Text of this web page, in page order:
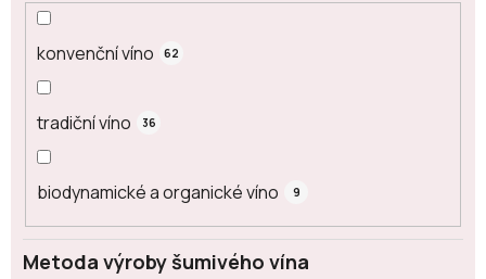
konvenční víno 62
tradiční víno 36
biodynamické a organické víno 9
Metoda výroby šumivého vína